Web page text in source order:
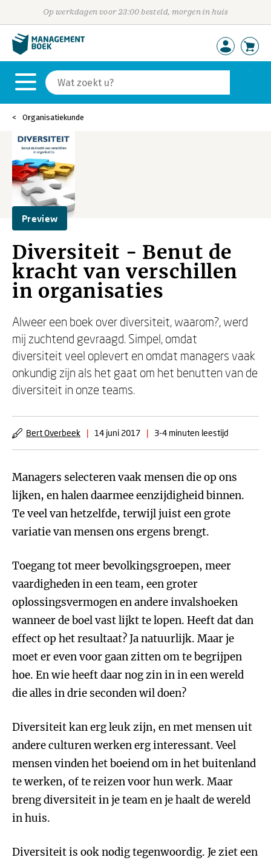
Op werkdagen voor 23:00 besteld, morgen in huis
Organisatiekunde
Preview
Diversiteit - Benut de
kracht van verschillen
in organisaties
Alweer een boek over diversiteit, waarom?, werd
mij zuchtend gevraagd. Simpel, omdat
diversiteit veel oplevert en omdat managers vaak
onkundig zijn als het gaat om het benutten van de
diversiteit in onze teams.
Bert Overbeek | 14 juni 2017 | 3-4 minuten leestijd
Managers selecteren vaak mensen die op ons
lijken, en halen daarmee eenzijdigheid binnen.
Te veel van hetzelfde, terwijl juist een grote
variatie van mensen ons ergens brengt.
Toegang tot meer bevolkingsgroepen, meer
vaardigheden in een team, een groter
oplossingsvermogen en andere invalshoeken
wanneer de boel vast lijkt te lopen. Heeft dat dan
effect op het resultaat? Ja natuurlijk. Maar je
moet er even voor gaan zitten om te begrijpen
hoe. En wie heeft daar nog zin in in een wereld
die alles in drie seconden wil doen?
Diversiteit kan erg leuk zijn, en met mensen uit
andere culturen werken erg interessant. Veel
mensen vinden het boeiend om in het buitenland
te werken, of te reizen voor hun werk. Maar
breng diversiteit in je team en je haalt de wereld
in huis.
Diversiteit is ook nodig tegenwoordig. Je ziet een